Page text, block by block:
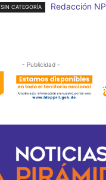
SIN CATEGORÍA Redacción NP
- Publicidad -